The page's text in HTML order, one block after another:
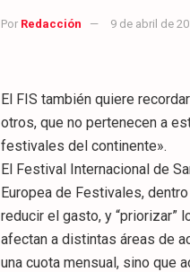
Por Redacción 9 de abril de
El FIS también quiere
otros, que no pertenecen a
festivales del continente».
El Festival Internacional de
Europea de Festivales,
reducir el gasto, y
afectan a distintas áreas de
una cuota mensual, sino que